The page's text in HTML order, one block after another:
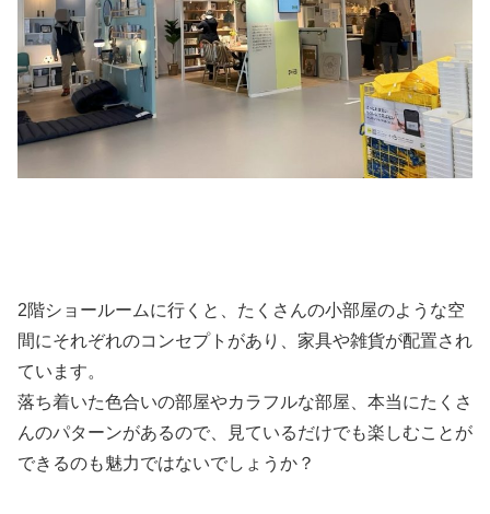
2階ショールームに行くと、たくさんの小部屋のような空
間にそれぞれのコンセプトがあり、家具や雑貨が配置され
ています。
落ち着いた色合いの部屋やカラフルな部屋、本当にたくさ
んのパターンがあるので、見ているだけでも楽しむことが
できるのも魅力ではないでしょうか？